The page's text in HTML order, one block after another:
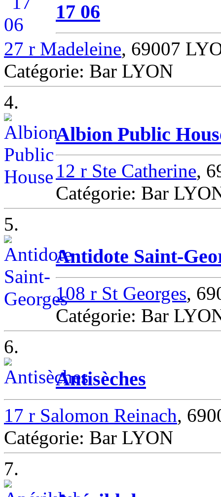
17 06
27 r Madeleine, 69007
Catégorie: Bar LYON
4.
Albion Public
12 r Ste Catherine,
Catégorie: Bar
5.
Antidote Saint-
108 r St Georges,
Catégorie: Bar
6.
Antisèches
17 r Salomon Reinach,
Catégorie: Bar LYON
7.